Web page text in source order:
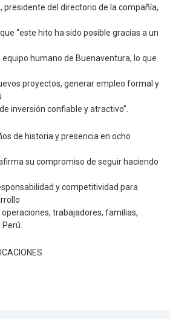
presidente del directorio de la compañía,
“este hito ha sido posible gracias a un
humano de Buenaventura, lo que
proyectos, generar empleo formal y
inversión confiable y atractivo”.
de historia y presencia en ocho
su compromiso de seguir haciendo
y competitividad para
trabajadores, familias,